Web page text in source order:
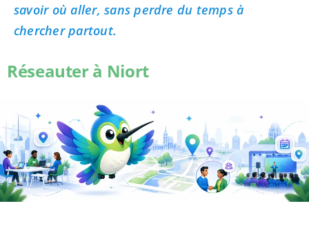
savoir où aller, sans perdre du temps à
chercher partout.
Réseauter à Niort